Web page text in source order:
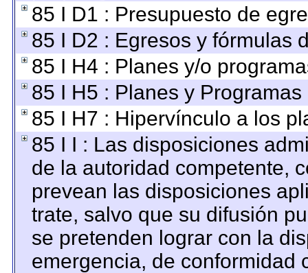
85 I D1 : Presupuesto de
85 I D2 : Egresos y fórmulas
85 I H4 : Planes y/o
85 I H5 : Planes y
85 I H7 : Hipervínculo a los
85 I I : Las disposiciones
de la autoridad competente,
prevean las disposiciones
trate, salvo que su difusión
se pretenden lograr con la
emergencia, de conformidad